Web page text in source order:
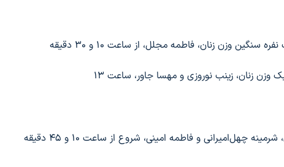
وزن زنان، فاطمه مجلل، از ساعت ۱۰ و ۳۰ دقیقه
زنان، زینب نوروزی و مهسا جاور، ساعت ۱۳
چهل‌امیرانی و فاطمه امینی، شروع از ساعت ۱۰ و ۴۵ دقیقه